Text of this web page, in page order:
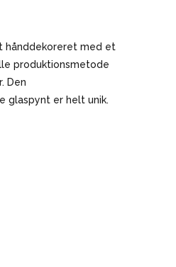
hånddekoreret med et
produktionsmetode
Den
glaspynt er helt unik.